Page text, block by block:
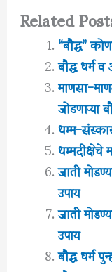
Related
“बौद्ध”
बौद्ध धर्म
माणसा-
जोडणाऱ्या
धम्म-
धम्मदीक्षेचे
जाती
उपाय
जाती
उपाय
बौद्ध धर्म